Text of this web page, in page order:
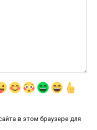
в этом браузере для